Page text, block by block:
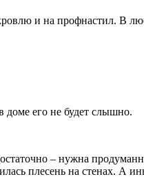
и на профнастил. В
доме его не будет слышно.
– нужна
плесень на стенах. А